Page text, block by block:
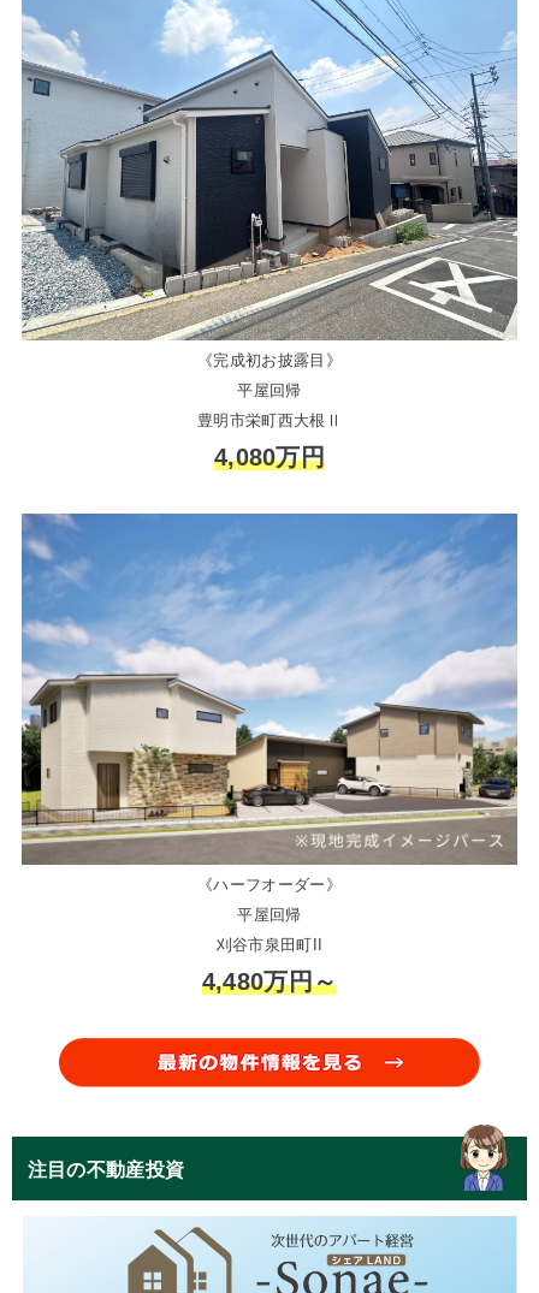
《完成初お披露目》
平屋回帰
豊明市栄町西大根Ⅱ
4,080万円
《ハーフオーダー》
平屋回帰
刈谷市泉田町II
4,480万円～
注目の不動産投資